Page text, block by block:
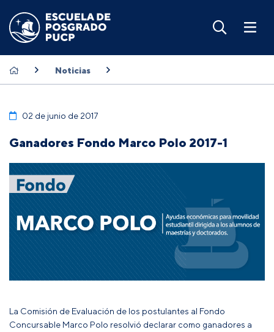
Noticias
02 de junio de 2017
Ganadores Fondo Marco Polo 2017-1
La Comisión de Evaluación de los postulantes al Fondo
Concursable Marco Polo resolvió declarar como ganadores a